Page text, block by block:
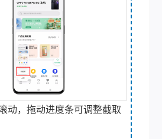
动，拖动进度条可调整截取